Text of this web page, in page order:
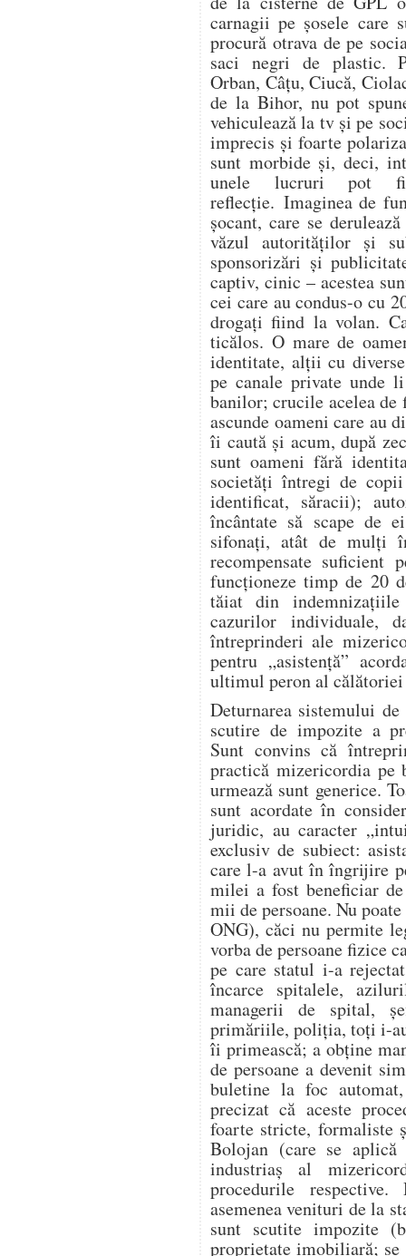
carnagii pe șosele care
procură otrava de pe
saci negri de plastic.
Orban, Câțu, Ciucă,
de la Bihor, nu pot
vehiculează la tv și pe
imprecis și foarte
sunt morbide și, deci,
unele lucruri pot
reflecție. Imaginea de
șocant, care se
văzul autorităților și
sponsorizări și
captiv, cinic – acestea
cei care au condus-o cu
drogați fiind la volan.
ticălos. O mare de
identitate, alții cu
pe canale private unde
banilor; crucile acelea de
ascunde oameni care au
îi caută și acum, după
sunt oameni fără
societăți întregi de
identificat, săracii);
încântate să scape de
sifonați, atât de mulți
recompensate suficient
funcționeze timp de 20
tăiat din
cazurilor individuale,
întreprinderi ale
pentru „asistență”
ultimul peron al
Deturnarea sistemului
scutire de impozite a
Sunt convins că
practică mizericordia pe
urmează sunt generice.
sunt acordate în
juridic, au caracter
exclusiv de subiect:
care l-a avut în îngrijire
milei a fost beneficiar
mii de persoane. Nu
ONG), căci nu permite
vorba de persoane fizice
pe care statul i-a
încarce spitalele,
managerii de spital,
primăriile, poliția, toți i-
îi primească; a obține
de persoane a devenit
buletine la foc
precizat că aceste
foarte stricte, formaliste
Bolojan (care se
industriaș al
procedurile
asemenea venituri de la
sunt scutite impozite
proprietate imobiliară;